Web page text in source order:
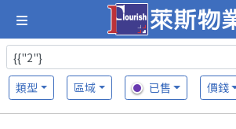
類型 區域 已售 價錢